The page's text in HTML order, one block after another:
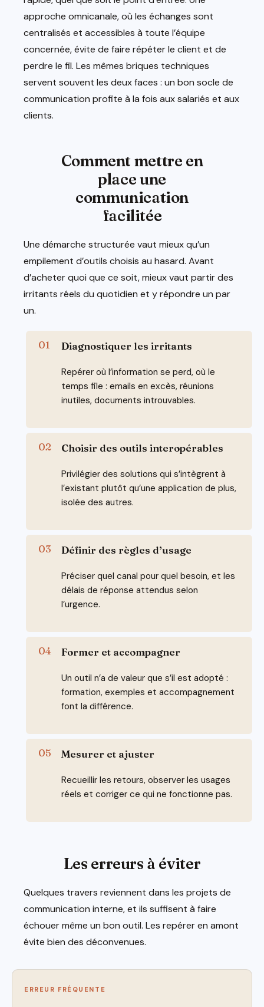
approche omnicanale, où les échanges sont
centralisés et accessibles à toute l’équipe
concernée, évite de faire répéter le client et de
perdre le fil. Les mêmes briques techniques
servent souvent les deux faces : un bon socle de
communication profite à la fois aux salariés et aux
clients.
Comment mettre en
place une
communication
facilitée
Une démarche structurée vaut mieux qu’un
empilement d’outils choisis au hasard. Avant
d’acheter quoi que ce soit, mieux vaut partir des
irritants réels du quotidien et y répondre un par
un.
Diagnostiquer les irritants
Repérer où l’information se perd, où le
temps file : emails en excès, réunions
inutiles, documents introuvables.
Choisir des outils interopérables
Privilégier des solutions qui s’intègrent à
l’existant plutôt qu’une application de plus,
isolée des autres.
Définir des règles d’usage
Préciser quel canal pour quel besoin, et les
délais de réponse attendus selon
l’urgence.
Former et accompagner
Un outil n’a de valeur que s’il est adopté :
formation, exemples et accompagnement
font la différence.
Mesurer et ajuster
Recueillir les retours, observer les usages
réels et corriger ce qui ne fonctionne pas.
Les erreurs à éviter
Quelques travers reviennent dans les projets de
communication interne, et ils suffisent à faire
échouer même un bon outil. Les repérer en amont
évite bien des déconvenues.
ERREUR FRÉQUENTE